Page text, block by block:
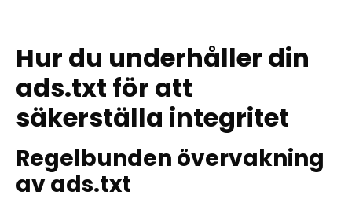
Hur du underhåller din
ads.txt för att
säkerställa integritet
Regelbunden övervakning
av ads.txt